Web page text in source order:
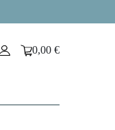
Carro
0,00€